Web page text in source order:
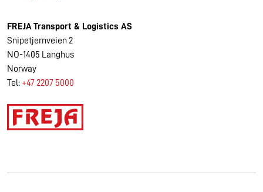
FREJATransport & Logistics AS
Snipetjernveien 2
NO-1405 Langhus
Norway
Tel: +47 2207 5000